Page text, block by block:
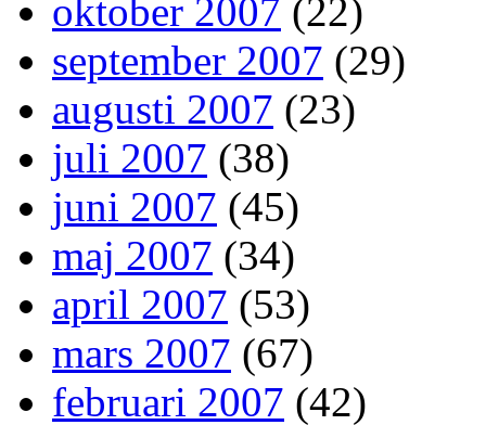
oktober 2007 (22)
september 2007 (29)
augusti 2007 (23)
juli 2007 (38)
juni 2007 (45)
maj 2007 (34)
april 2007 (53)
mars 2007 (67)
februari 2007 (42)